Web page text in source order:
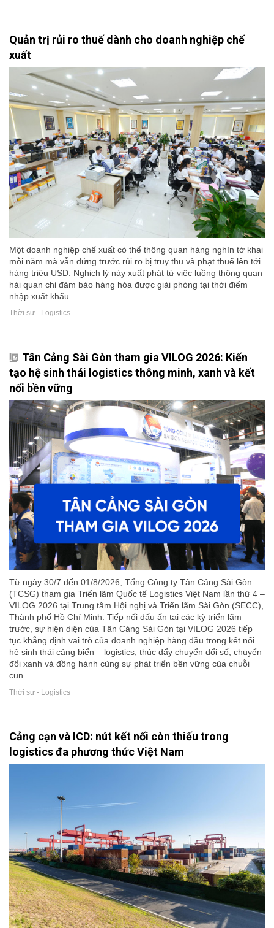
Quản trị rủi ro thuế dành cho doanh nghiệp chế
xuất
Một doanh nghiệp chế xuất có thể thông quan hàng nghìn tờ khai
mỗi năm mà vẫn đứng trước rủi ro bị truy thu và phạt thuế lên tới
hàng triệu USD. Nghịch lý này xuất phát từ việc luồng thông quan
hải quan chỉ đảm bảo hàng hóa được giải phóng tại thời điểm
nhập xuất khẩu.
Thời sự - Logistics
Tân Cảng Sài Gòn tham gia VILOG 2026: Kiến
tạo hệ sinh thái logistics thông minh, xanh và kết
nối bền vững
Từ ngày 30/7 đến 01/8/2026, Tổng Công ty Tân Cảng Sài Gòn
(TCSG) tham gia Triển lãm Quốc tế Logistics Việt Nam lần thứ 4 –
VILOG 2026 tại Trung tâm Hội nghị và Triển lãm Sài Gòn (SECC),
Thành phố Hồ Chí Minh. Tiếp nối dấu ấn tại các kỳ triển lãm
trước, sự hiện diện của Tân Cảng Sài Gòn tại VILOG 2026 tiếp
tục khẳng định vai trò của doanh nghiệp hàng đầu trong kết nối
hệ sinh thái cảng biển – logistics, thúc đẩy chuyển đổi số, chuyển
đổi xanh và đồng hành cùng sự phát triển bền vững của chuỗi
cun
Thời sự - Logistics
Cảng cạn và ICD: nút kết nối còn thiếu trong
logistics đa phương thức Việt Nam